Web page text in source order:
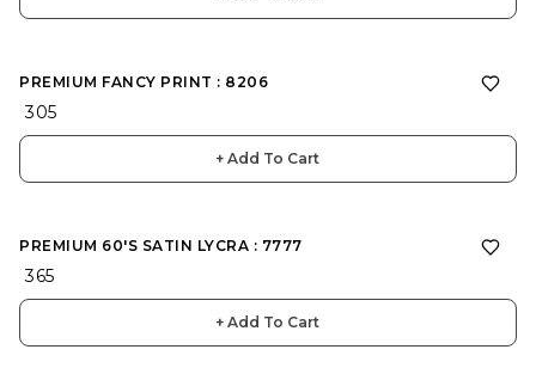
PREMIUM FANCY PRINT : 8206
₹ 305
+ Add To Cart
PREMIUM 60'S SATIN LYCRA : 7777
₹ 365
+ Add To Cart